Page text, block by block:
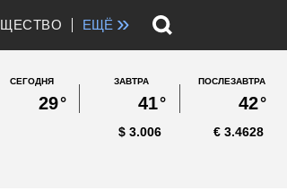
ЕЩЁ »
СЕГОДНЯ
29°
ЗАВТРА
41°
ПОСЛЕЗАВТРА
42°
3.006
$ 3.4628
€